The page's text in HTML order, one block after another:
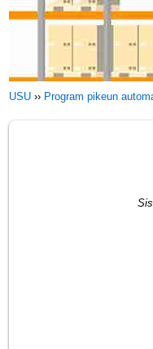
USU ›› Program pikeun